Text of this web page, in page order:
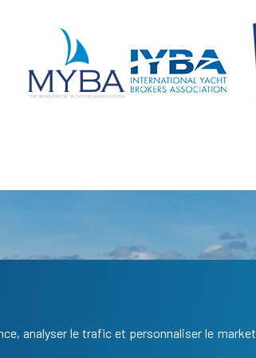
Suivez nous
Contactez-nous
analyser le trafic et personnaliser le